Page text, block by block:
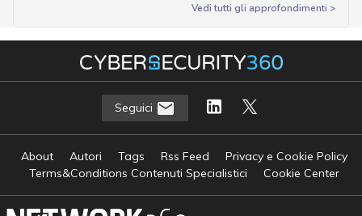
Vedi tutti gli approfondimenti >
Seguici
About Autori Tags Rss Feed
Privacy e Cookie Policy
Terms&Conditions Contenuti Specialistici
Cookie Center